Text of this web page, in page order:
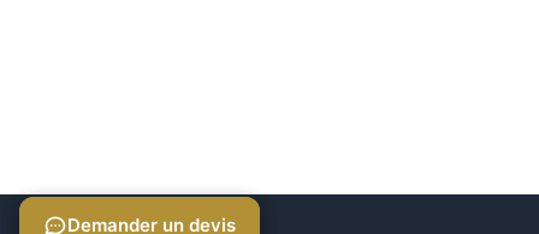
Demander un devis
Demander un devis